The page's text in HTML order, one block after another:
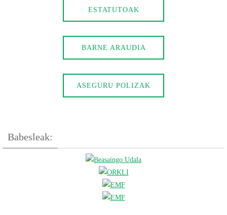
ESTATUTOAK
BARNE ARAUDIA
ASEGURU POLIZAK
Babesleak: